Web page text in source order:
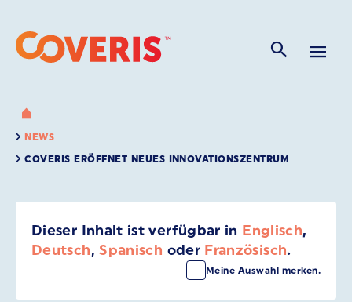
NEWS
COVERIS ERÖFFNET NEUES INNOVATIONSZENTRUM
Dieser Inhalt ist verfügbar in Englisch,
Deutsch,Spanisch oder Französisch.
Meine Auswahl merken.